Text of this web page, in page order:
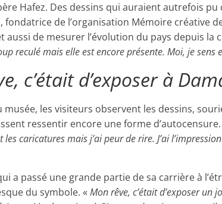
Hafez. Des dessins qui auraient autrefois
, fondatrice de l’organisation Mémoire créative
aussi de mesurer l’évolution du pays depuis la
reculé mais elle est encore présente. Moi, je sens
c’était d’exposer à
musée, les visiteurs observent les dessins,
ressentir encore une forme d’autocensure.
caricatures mais j’ai peur de rire. J’ai
a passé une grande partie de sa carrière à
du symbole. « Mon rêve, c’était d’exposer un